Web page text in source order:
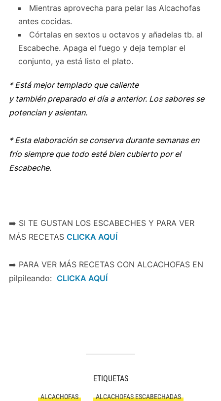
Mientras aprovecha para pelar las Alcachofas
antes cocidas.
Córtalas en sextos u octavos y añadelas tb. al
Escabeche. Apaga el fuego y deja templar el
conjunto, ya está listo el plato.
* Está mejor templado que caliente
y tambiénpreparado el día a anterior. Los sabores se
potencian y asientan.
* Esta elaboración se conserva durante semanas en
frío siempre que todo esté bien cubierto por el
Escabeche.
➡️ SI TE GUSTAN LOS ESCABECHES Y PARA VER
MÁS RECETAS CLICKA AQUÍ
➡️ PARA VER MÁS RECETAS CON ALCACHOFAS EN
pilpileando: CLICKA AQUÍ
ETIQUETAS
ALCACHOFAS ALCACHOFAS ESCABECHADAS